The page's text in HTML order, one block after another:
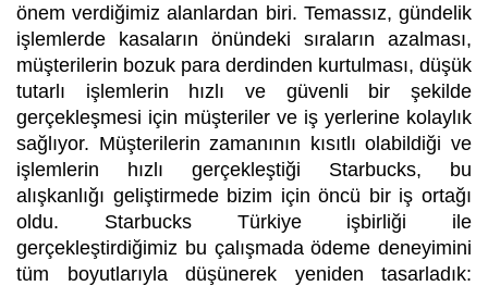
önem verdiğimiz alanlardan biri. Temassız, gündelik
işlemlerde kasaların önündeki sıraların azalması,
müşterilerin bozuk para derdinden kurtulması, düşük
tutarlı işlemlerin hızlı ve güvenli bir şekilde
gerçekleşmesi için müşteriler ve iş yerlerine kolaylık
sağlıyor. Müşterilerin zamanının kısıtlı olabildiği ve
işlemlerin hızlı gerçekleştiği Starbucks, bu
alışkanlığı geliştirmede bizim için öncü bir iş ortağı
oldu. Starbucks Türkiye işbirliği ile
gerçekleştirdiğimiz bu çalışmada ödeme deneyimini
tüm boyutlarıyla düşünerek yeniden tasarladık: